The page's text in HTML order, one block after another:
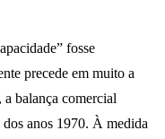
fosse
precede em muito a
balança comercial
anos 1970. À medida